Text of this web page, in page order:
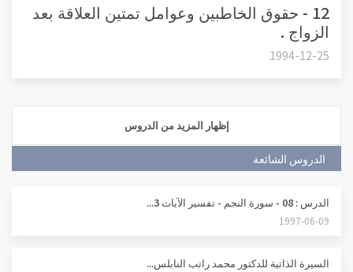
12 - حقوق الخاطبين وعوامل تمتين العلاقة بعد
الزواج .
1994-12-25
إظهار المزيد من الدروس
الدروس الشائعة
الدرس : 08 - سورة النجم - تفسير الآيات 3...
1997-06-09
السيرة الذاتية للدكتور محمد راتب النابلس...